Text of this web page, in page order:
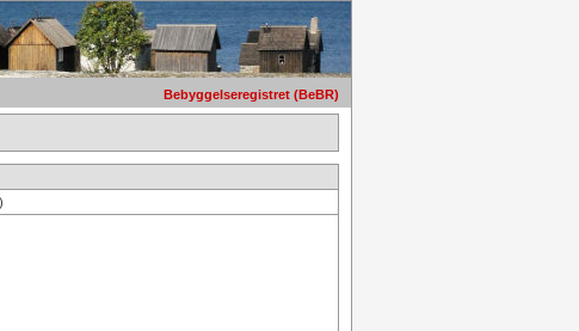
Bebyggelseregistret (BeBR)